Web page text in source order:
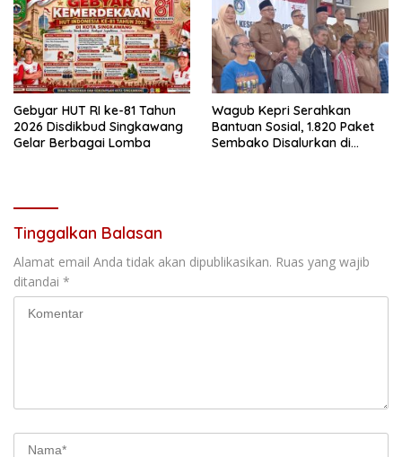
Gebyar HUT RI ke-81 Tahun
2026 Disdikbud Singkawang
Gelar Berbagai Lomba
Wagub Kepri Serahkan
Bantuan Sosial, 1.820 Paket
Sembako Disalurkan di
Tinggalkan Balasan
Alamat email Anda tidak akan dipublikasikan. Ruas yang wajib
ditandai *